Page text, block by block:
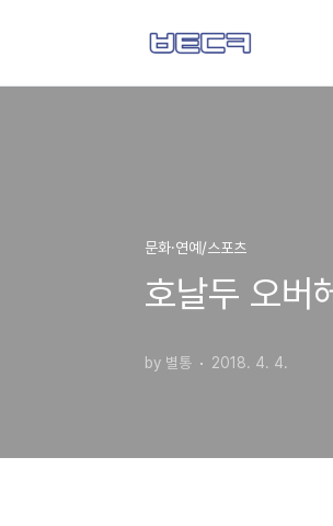
문화·연예/스포츠
호날두 오버
by 별통 2018. 4. 4.